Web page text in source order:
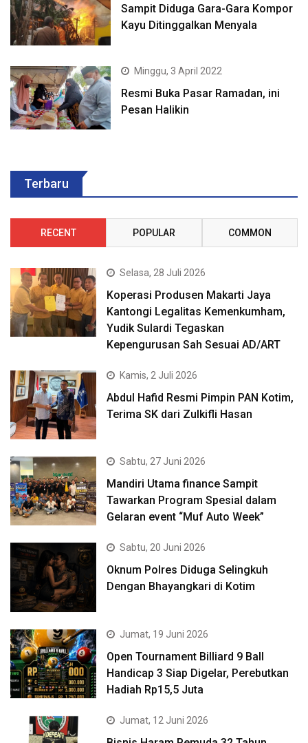
Sampit Diduga Gara-Gara Kompor
Kayu Ditinggalkan Menyala
Minggu, 3 April 2022
Resmi Buka Pasar Ramadan, ini
Pesan Halikin
Terbaru
RECENT POPULAR COMMON
Selasa, 28 Juli 2026
Koperasi Produsen Makarti Jaya
Kantongi Legalitas Kemenkumham,
Yudik Sulardi Tegaskan
Kepengurusan Sah Sesuai AD/ART
Kamis, 2 Juli 2026
Abdul Hafid Resmi Pimpin PAN Kotim,
Terima SK dari Zulkifli Hasan
Sabtu, 27 Juni 2026
Mandiri Utama finance Sampit
Tawarkan Program Spesial dalam
Gelaran event “Muf Auto Week”
Sabtu, 20 Juni 2026
Oknum Polres Diduga Selingkuh
Dengan Bhayangkari di Kotim
Jumat, 19 Juni 2026
Open Tournament Billiard 9 Ball
Handicap 3 Siap Digelar, Perebutkan
Hadiah Rp15,5 Juta
Jumat, 12 Juni 2026